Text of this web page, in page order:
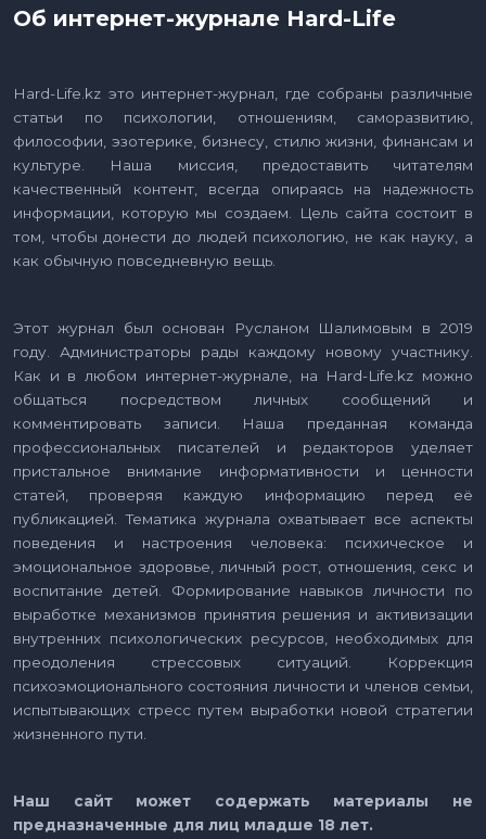
Об интернет-журнале Hard-Life
Hard-Life.kz это интернет-журнал, где собраны различные
статьи по психологии, отношениям, саморазвитию,
философии, эзотерике, бизнесу, стилю жизни, финансам и
культуре. Наша миссия, предоставить читателям
качественный контент, всегда опираясь на надежность
информации, которую мы создаем. Цель сайта состоит в
том, чтобы донести до людей психологию, не как науку, а
как обычную повседневную вещь.
Этот журнал был основан Русланом Шалимовым в 2019
году. Администраторы рады каждому новому участнику.
Как и в любом интернет-журнале, на Hard-Life.kz можно
общаться посредством личных сообщений и
комментировать записи. Наша преданная команда
профессиональных писателей и редакторов уделяет
пристальное внимание информативности и ценности
статей, проверяя каждую информацию перед её
публикацией. Тематика журнала охватывает все аспекты
поведения и настроения человека: психическое и
эмоциональное здоровье, личный рост, отношения, секс и
воспитание детей. Формирование навыков личности по
выработке механизмов принятия решения и активизации
внутренних психологических ресурсов, необходимых для
преодоления стрессовых ситуаций. Коррекция
психоэмоционального состояния личности и членов семьи,
испытывающих стресс путем выработки новой стратегии
жизненного пути.
Наш сайт может содержать материалы не
предназначенные для лиц младше 18 лет.